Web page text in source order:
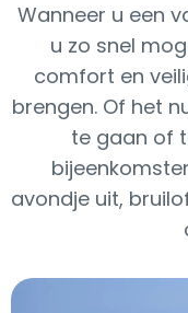
Wanneer u een
u zo snel
comfort en
brengen. Of het
te gaan of
avondje uit,